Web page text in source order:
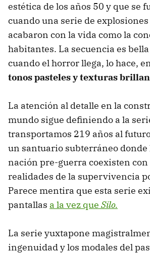
estética de los años 50 y que se
cuando una serie de
acabaron con la vida como la
habitantes. La secuencia es
cuando el horror llega, lo hace,
tonos pasteles y texturas
La atención al detalle en la
mundo sigue definiendo a la
transportamos 219 años al
un santuario subterráneo donde
nación pre-guerra coexisten con
realidades de la supervivencia
Parece mentira que esta serie
pantallas a la vez que Silo.
La serie yuxtapone
ingenuidad y los modales del